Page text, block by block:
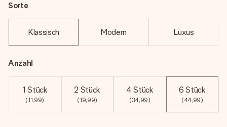
Sorte
Klassisch Modern Luxus
Anzahl
1 Stück
(11,99)
2 Stück
(19,99)
4 Stück
(34,99)
6 Stück
(44,99)